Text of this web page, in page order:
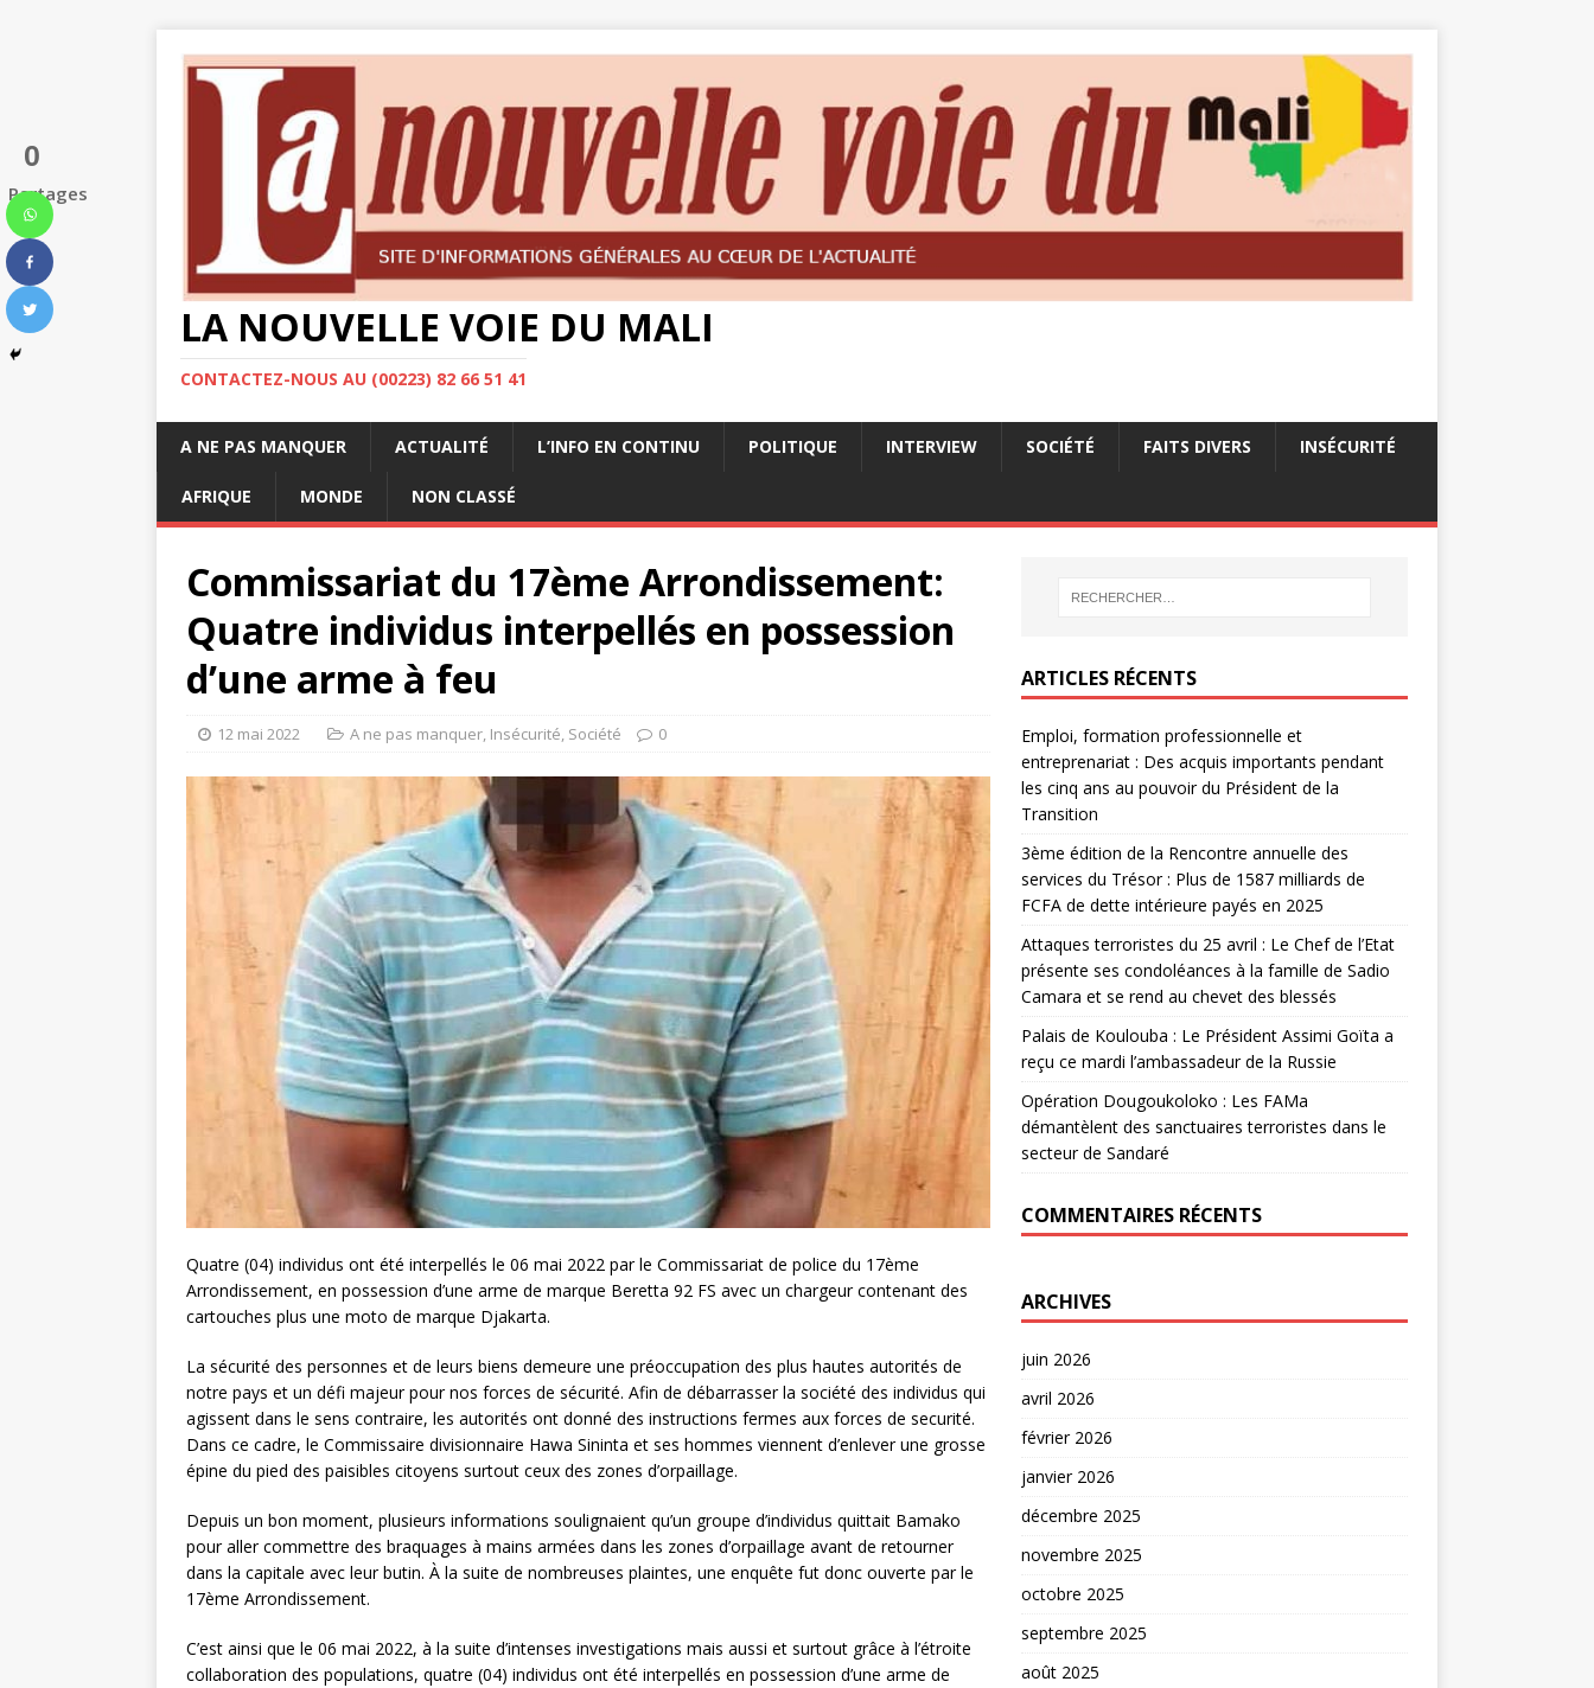
LA NOUVELLE VOIE DU MALI
CONTACTEZ-NOUS AU (00223) 82 66 51 41
A NE PAS MANQUER ACTUALITÉ L’INFO EN CONTINU POLITIQUE INTERVIEW SOCIÉTÉ FAITS DIVERS INSÉCURITÉ
AFRIQUE MONDE NON CLASSÉ
Commissariat du 17ème Arrondissement:
Quatre individus interpellés en possession
d’une arme à feu
12 mai 2022 A ne pas manquer, Insécurité, Société 0
Quatre (04) individus ont été interpellés le 06 mai 2022 par le Commissariat de police du 17ème
Arrondissement, en possession d’une arme de marque Beretta 92 FS avec un chargeur contenant des
cartouches plus une moto de marque Djakarta.
La sécurité des personnes et de leurs biens demeure une préoccupation des plus hautes autorités de
notre pays et un défi majeur pour nos forces de sécurité. Afin de débarrasser la société des individus qui
agissent dans le sens contraire, les autorités ont donné des instructions fermes aux forces de securité.
Dans ce cadre, le Commissaire divisionnaire Hawa Sininta et ses hommes viennent d’enlever une grosse
épine du pied des paisibles citoyens surtout ceux des zones d’orpaillage.
Depuis un bon moment, plusieurs informations soulignaient qu’un groupe d’individus quittait Bamako
pour aller commettre des braquages à mains armées dans les zones d’orpaillage avant de retourner
dans la capitale avec leur butin. À la suite de nombreuses plaintes, une enquête fut donc ouverte par le
17ème Arrondissement.
C’est ainsi que le 06 mai 2022, à la suite d’intenses investigations mais aussi et surtout grâce à l’étroite
collaboration des populations, quatre (04) individus ont été interpellés en possession d’une arme de
0
Partages
ARTICLES RÉCENTS
Emploi, formation professionnelle et
entreprenariat : Des acquis importants pendant
les cinq ans au pouvoir du Président de la
Transition
3ème édition de la Rencontre annuelle des
services du Trésor : Plus de 1587 milliards de
FCFA de dette intérieure payés en 2025
Attaques terroristes du 25 avril : Le Chef de l’Etat
présente ses condoléances à la famille de Sadio
Camara et se rend au chevet des blessés
Palais de Koulouba : Le Président Assimi Goïta a
reçu ce mardi l’ambassadeur de la Russie
Opération Dougoukoloko : Les FAMa
démantèlent des sanctuaires terroristes dans le
secteur de Sandaré
COMMENTAIRES RÉCENTS
ARCHIVES
juin 2026
avril 2026
février 2026
janvier 2026
décembre 2025
novembre 2025
octobre 2025
septembre 2025
août 2025